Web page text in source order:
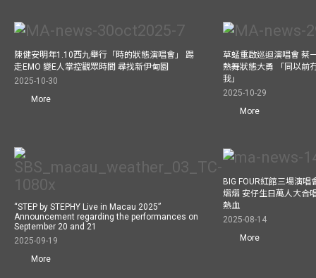
陳健安明年1.10西九舉行「時的狀態演唱會」 踢
走EMO 變E人掌控觀眾時間 尋找新伊甸園
2025-10-30
More
草蜢重啟巡迴演唱會 蔡
熱舞狀態大勇 「同以前
我」
2025-10-29
More
“STEP by STEPHY Live in Macau 2025”
Announcement regarding the performances on
September 20 and 21
2025-09-19
More
BIG FOUR紅館三場演
熠熠 安仔生日萬人大合
熱血
2025-08-14
More